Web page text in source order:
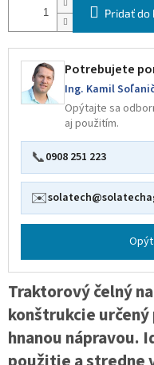
Pridať do
Potrebujete
Ing. Kamil
Opýtajte sa
aj použitím.
📞0908 251 223
✉️
Traktorový čelný
konštrukcie
hnanou nápravou.